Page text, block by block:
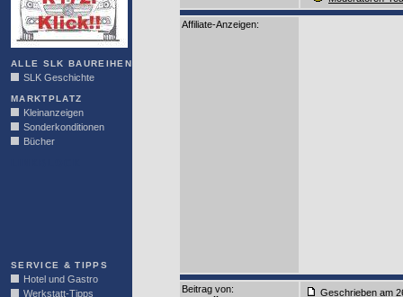
ALLE SLK BAUREIHEN
SLK Geschichte
MARKTPLATZ
Kleinanzeigen
Sonderkonditionen
Bücher
SERVICE & TIPPS
Hotel und Gastro
Werkstatt-Tipps
Affiliate-Anzeigen:
Beitrag von:
Geschrieben